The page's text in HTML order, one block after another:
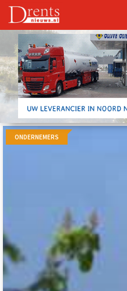
ONDERNEMERS